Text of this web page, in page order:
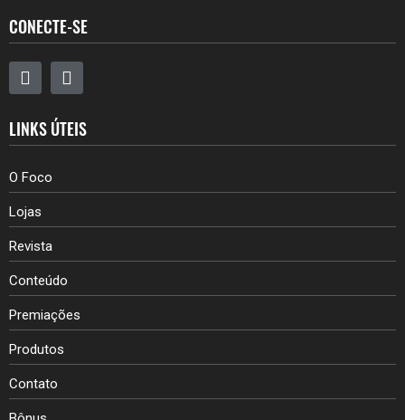
CONECTE-SE
LINKS ÚTEIS
O Foco
Lojas
Revista
Conteúdo
Premiações
Produtos
Contato